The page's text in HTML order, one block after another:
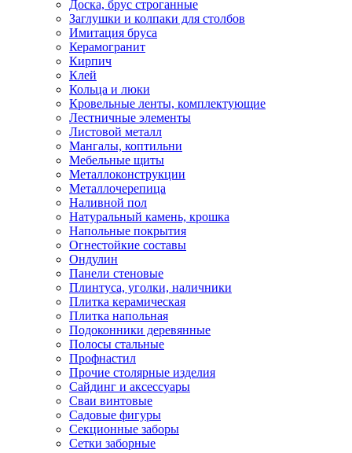
Доска, брус строганные
Заглушки и колпаки для столбов
Имитация бруса
Керамогранит
Кирпич
Клей
Кольца и люки
Кровельные ленты, комплектующие
Лестничные элементы
Листовой металл
Мангалы, коптильни
Мебельные щиты
Металлоконструкции
Металлочерепица
Наливной пол
Натуральный камень, крошка
Напольные покрытия
Огнестойкие составы
Ондулин
Панели стеновые
Плинтуса, уголки, наличники
Плитка керамическая
Плитка напольная
Подоконники деревянные
Полосы стальные
Профнастил
Прочие столярные изделия
Сайдинг и аксессуары
Сваи винтовые
Садовые фигуры
Секционные заборы
Сетки заборные